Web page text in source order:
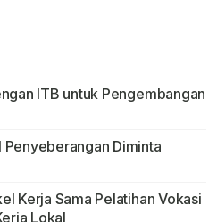
ITB untuk Pengembangan
Diminta
Kerja Sama Pelatihan Vokasi
Lokal